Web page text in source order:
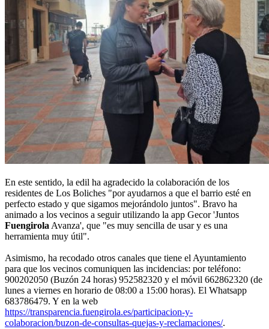
En este sentido, la edil ha agradecido la colaboración de los
residentes de Los Boliches "por ayudarnos a que el barrio esté en
perfecto estado y que sigamos mejorándolo juntos". Bravo ha
animado a los vecinos a seguir utilizando la app Gecor 'Juntos
Fuengirola Avanza', que "es muy sencilla de usar y es una
herramienta muy útil".
Asimismo, ha recodado otros canales que tiene el Ayuntamiento
para que los vecinos comuniquen las incidencias: por teléfono:
900202050 (Buzón 24 horas) 952582320 y el móvil 662862320 (de
lunes a viernes en horario de 08:00 a 15:00 horas). El Whatsapp
683786479. Y en la web
https://transparencia.fuengirola.es/participacion-y-
colaboracion/buzon-de-consultas-quejas-y-reclamaciones/.